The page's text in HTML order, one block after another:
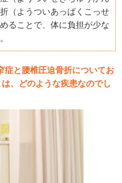
（ようついあっぱくこっせ
ることで、体に負担が少な
症と腰椎圧迫骨折についてお
、どのような疾患なのでし